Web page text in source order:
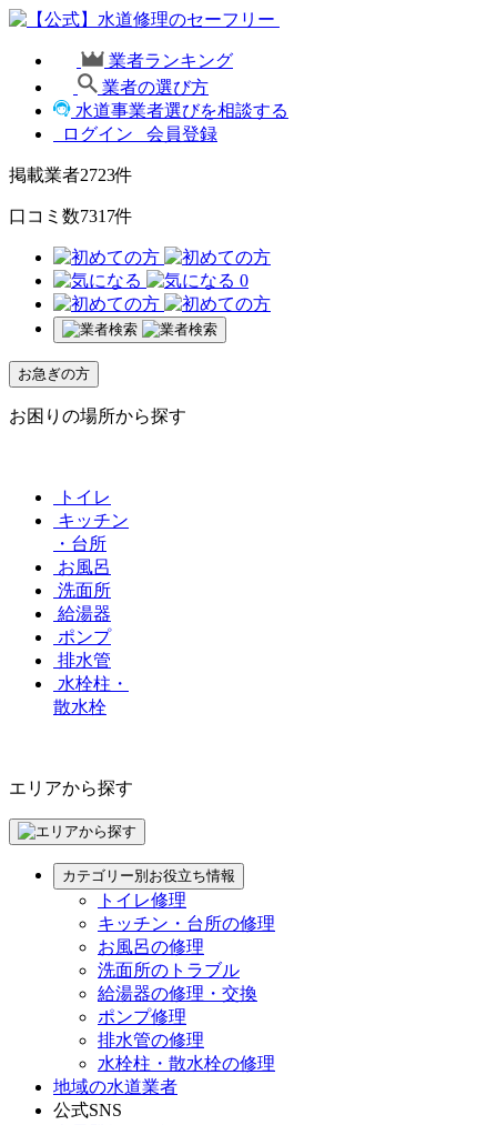
業者ランキング
業者の選び方
水道事業者選びを相談する
ログイン
会員登録
掲載業者2723件
口コミ数7317件
0
お急ぎの方
お困りの場所から探す
トイレ
キッチン
・台所
お風呂
洗面所
給湯器
ポンプ
排水管
水栓柱・
散水栓
エリアから探す
カテゴリー別お役立ち情報
トイレ修理
キッチン・台所の修理
お風呂の修理
洗面所のトラブル
給湯器の修理・交換
ポンプ修理
排水管の修理
水栓柱・散水栓の修理
地域の水道業者
公式SNS